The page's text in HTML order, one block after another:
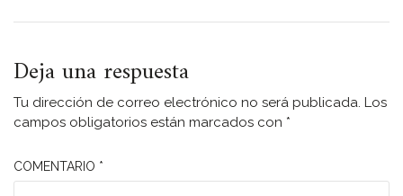
Deja una respuesta
Tu dirección de correo electrónico no será publicada. Los
campos obligatorios están marcados con *
COMENTARIO *